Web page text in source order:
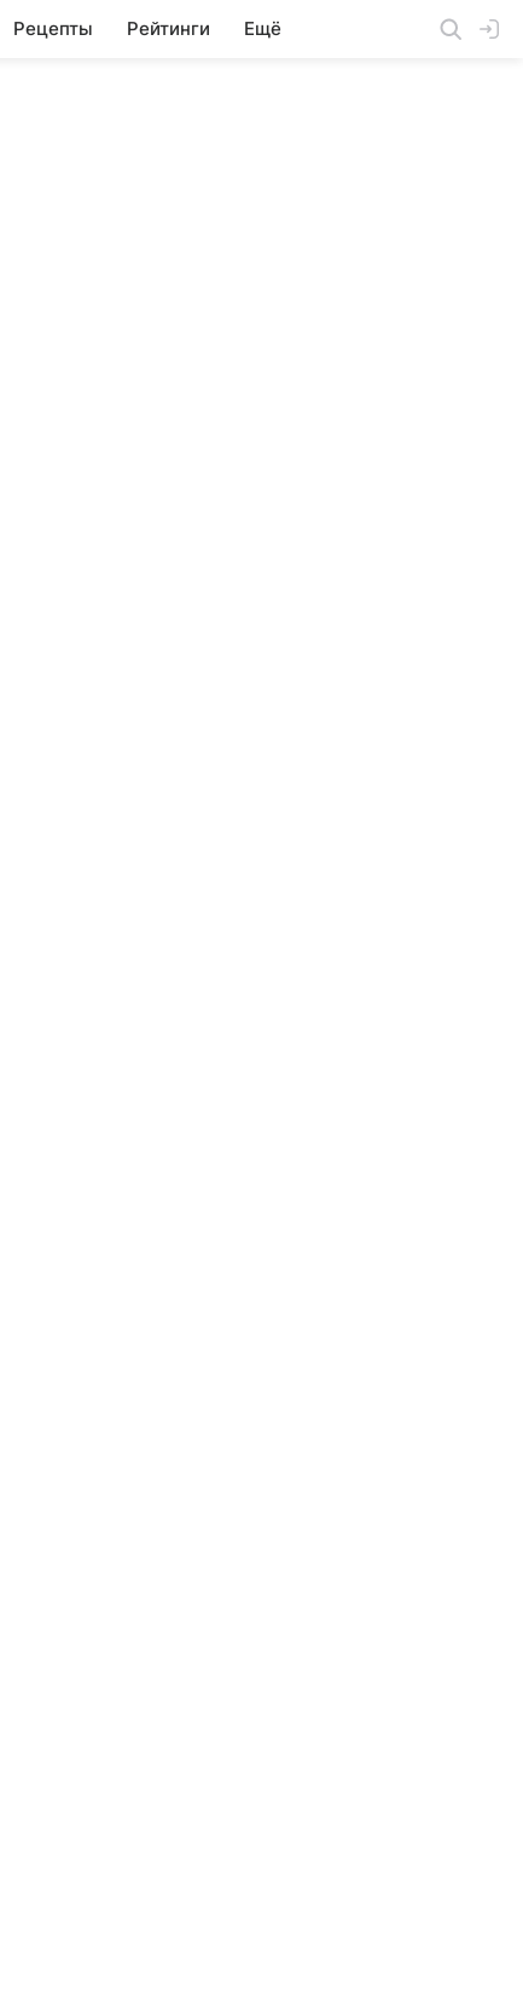
Рецепты Рейтинги Ещё